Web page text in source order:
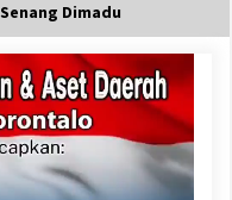
Dimadu